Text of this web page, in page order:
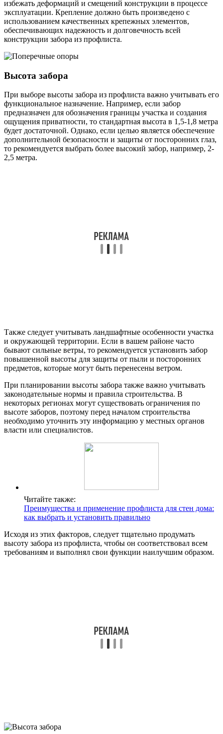
избежать деформаций и смещений конструкции в процессе
эксплуатации. Крепление должно быть произведено с
использованием качественных крепежных элементов,
обеспечивающих надежность и долговечность всей
конструкции забора из профлиста.
Высота забора
При выборе высоты забора из профлиста важно учитывать его
функциональное назначение. Например, если забор
предназначен для обозначения границы участка и создания
ощущения приватности, то стандартная высота в 1,5-1,8 метра
будет достаточной. Однако, если целью является обеспечение
дополнительной безопасности и защиты от посторонних глаз,
то рекомендуется выбрать более высокий забор, например, 2-
2,5 метра.
Также следует учитывать ландшафтные особенности участка
и окружающей территории. Если в вашем районе часто
бывают сильные ветры, то рекомендуется установить забор
повышенной высоты для защиты от пыли и посторонних
предметов, которые могут быть перенесены ветром.
При планировании высоты забора также важно учитывать
законодательные нормы и правила строительства. В
некоторых регионах могут существовать ограничения по
высоте заборов, поэтому перед началом строительства
необходимо уточнить эту информацию у местных органов
власти или специалистов.
Читайте также:
Преимущества и применение профлиста для стен дома:
как выбрать и установить правильно
Исходя из этих факторов, следует тщательно продумать
высоту забора из профлиста, чтобы он соответствовал всем
требованиям и выполнял свои функции наилучшим образом.